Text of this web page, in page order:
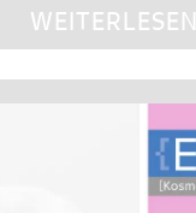
WEITERLESEN